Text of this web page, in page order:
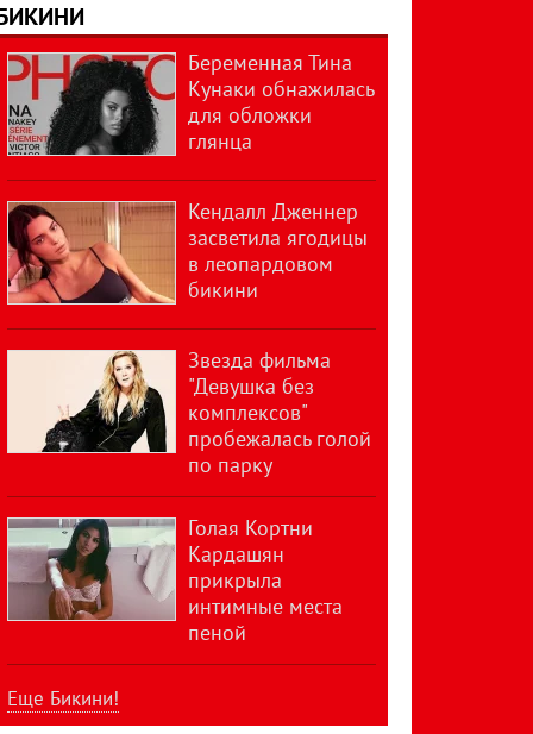
Беременная Тина
Кунаки обнажилась
для обложки
глянца
Кендалл Дженнер
засветила ягодицы
в леопардовом
бикини
Звезда фильма
"Девушка без
комплексов"
пробежалась голой
по парку
Голая Кортни
Кардашян
прикрыла
интимные места
пеной
Еще Бикини!